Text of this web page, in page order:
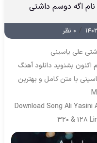
نام اگه دوسم داشتی
/ ۰ نظر
علی یاسینی
اکنون بشنوید دانلود آهنگ
با متن کامل و بهترین
Download Song Ali
320 & 128